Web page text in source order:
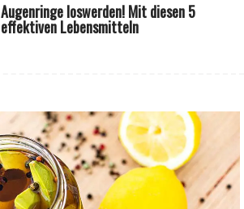
Augenringe loswerden! Mit diesen 5
effektiven Lebensmitteln